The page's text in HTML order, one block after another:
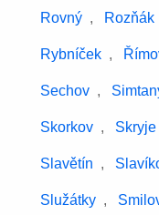
Rovný , Rozňák
Rybníček ,
Sechov ,
Skorkov , Skryje
Slavětín ,
Služátky ,